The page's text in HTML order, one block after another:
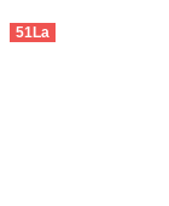
51La